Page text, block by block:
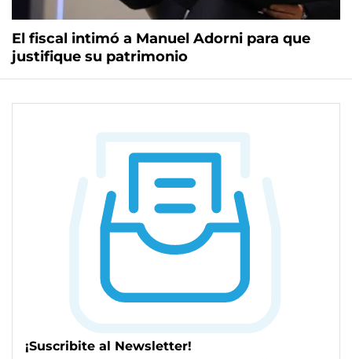
El fiscal intimó a Manuel Adorni para que
justifique su patrimonio
¡Suscribite al Newsletter!